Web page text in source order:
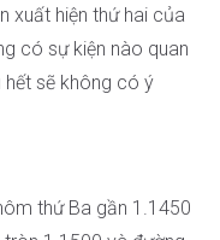
xuất hiện thứ hai của
có sự kiện nào quan
hết sẽ không có ý
thứ Ba gần 1.1450